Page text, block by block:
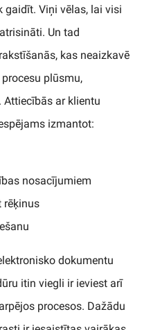
gaidīt. Viņi vēlas, lai visi
Un tad
kas neaizkavē
plūsmu,
ar klientu
izmantot:
nosacījumiem
rēķinus
dokumentu
itin viegli ir ieviest arī
procesos. Dažādu